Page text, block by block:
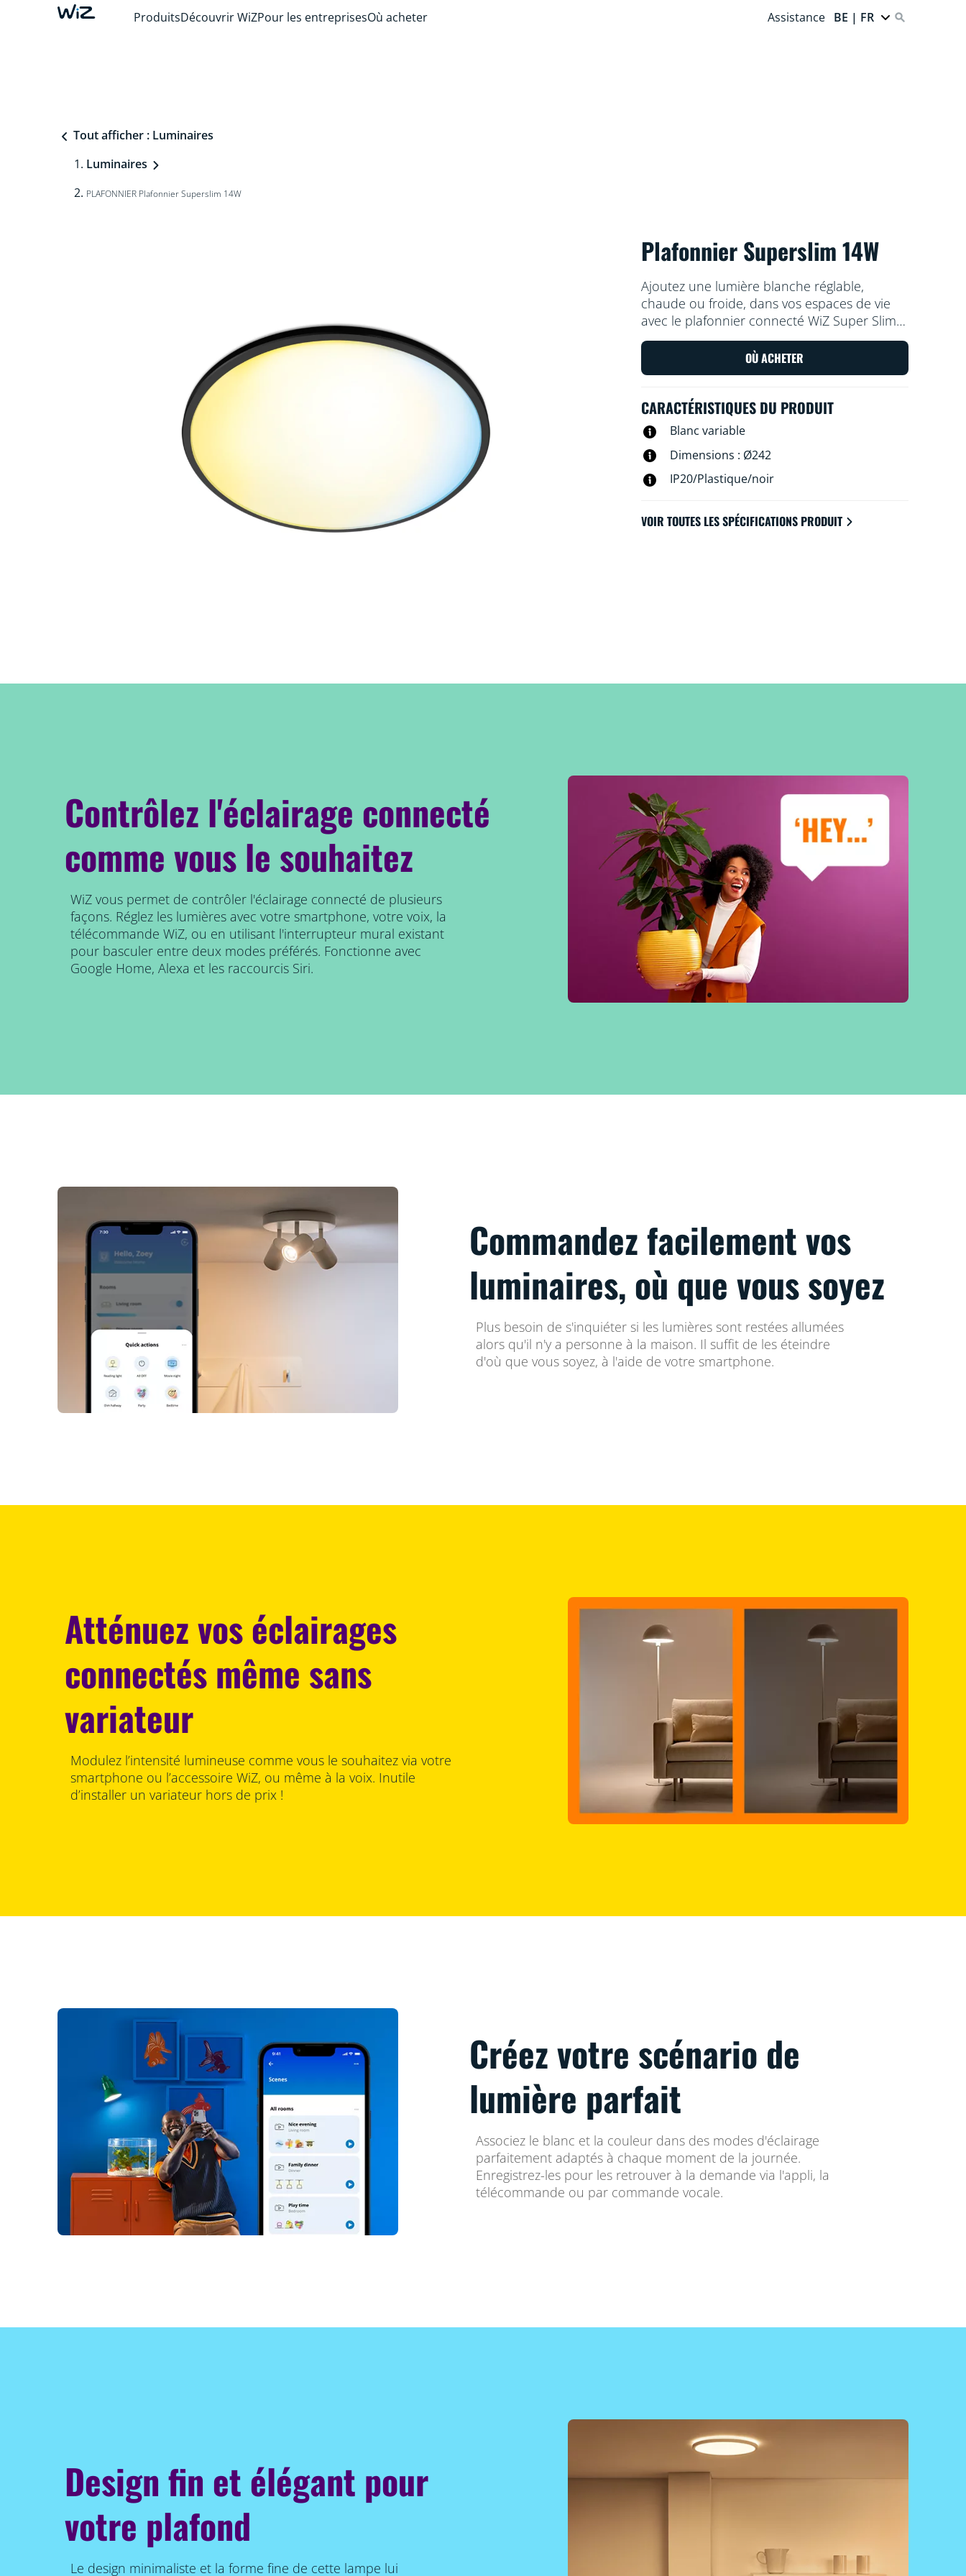
ProduitsDécouvrir WiZPour les entreprisesOù acheter Assistance BE | FR
Tout afficher : Luminaires
Luminaires
PLAFONNIER Plafonnier Superslim 14W
Plafonnier Superslim 14W
Ajoutez une lumière blanche réglable,
chaude ou froide, dans vos espaces de vie
avec le plafonnier connecté WiZ Super Slim.
Utilisez l'application WiZ ou votre voix pour
varier l'intensité lumineuse ou appliquer des
modes d'éclairage prédéfinis sur les
OÙ ACHETER
CARACTÉRISTIQUES DU PRODUIT
Blanc variable
Dimensions : Ø242
IP20/Plastique/noir
VOIR TOUTES LES SPÉCIFICATIONS PRODUIT
Contrôlez l'éclairage connecté
comme vous le souhaitez
WiZ vous permet de contrôler l'éclairage connecté de plusieurs
façons. Réglez les lumières avec votre smartphone, votre voix, la
télécommande WiZ, ou en utilisant l'interrupteur mural existant
pour basculer entre deux modes préférés. Fonctionne avec
Google Home, Alexa et les raccourcis Siri.
Commandez facilement vos
luminaires, où que vous soyez
Plus besoin de s'inquiéter si les lumières sont restées allumées
alors qu'il n'y a personne à la maison. Il suffit de les éteindre
d'où que vous soyez, à l'aide de votre smartphone.
Atténuez vos éclairages
connectés même sans
variateur
Modulez l’intensité lumineuse comme vous le souhaitez via votre
smartphone ou l’accessoire WiZ, ou même à la voix. Inutile
d’installer un variateur hors de prix !
Créez votre scénario de
lumière parfait
Associez le blanc et la couleur dans des modes d'éclairage
parfaitement adaptés à chaque moment de la journée.
Enregistrez-les pour les retrouver à la demande via l'appli, la
télécommande ou par commande vocale.
Design fin et élégant pour
votre plafond
Le design minimaliste et la forme fine de cette lampe lui